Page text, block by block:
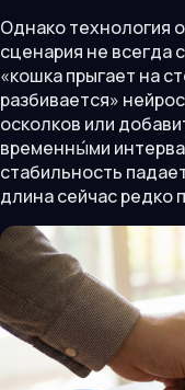
Однако технология
сценария не всегда
«кошка прыгает на
разбивается»
осколков или
временны́ми
стабильность
длина сейчас редко